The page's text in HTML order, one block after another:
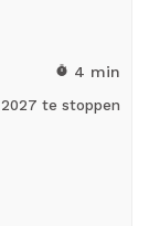
timer 4 min
2027 te stoppen